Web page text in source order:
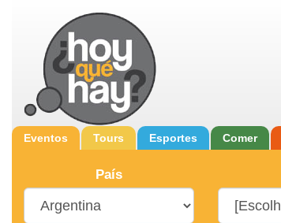
Eventos Tours Esportes Comer
País